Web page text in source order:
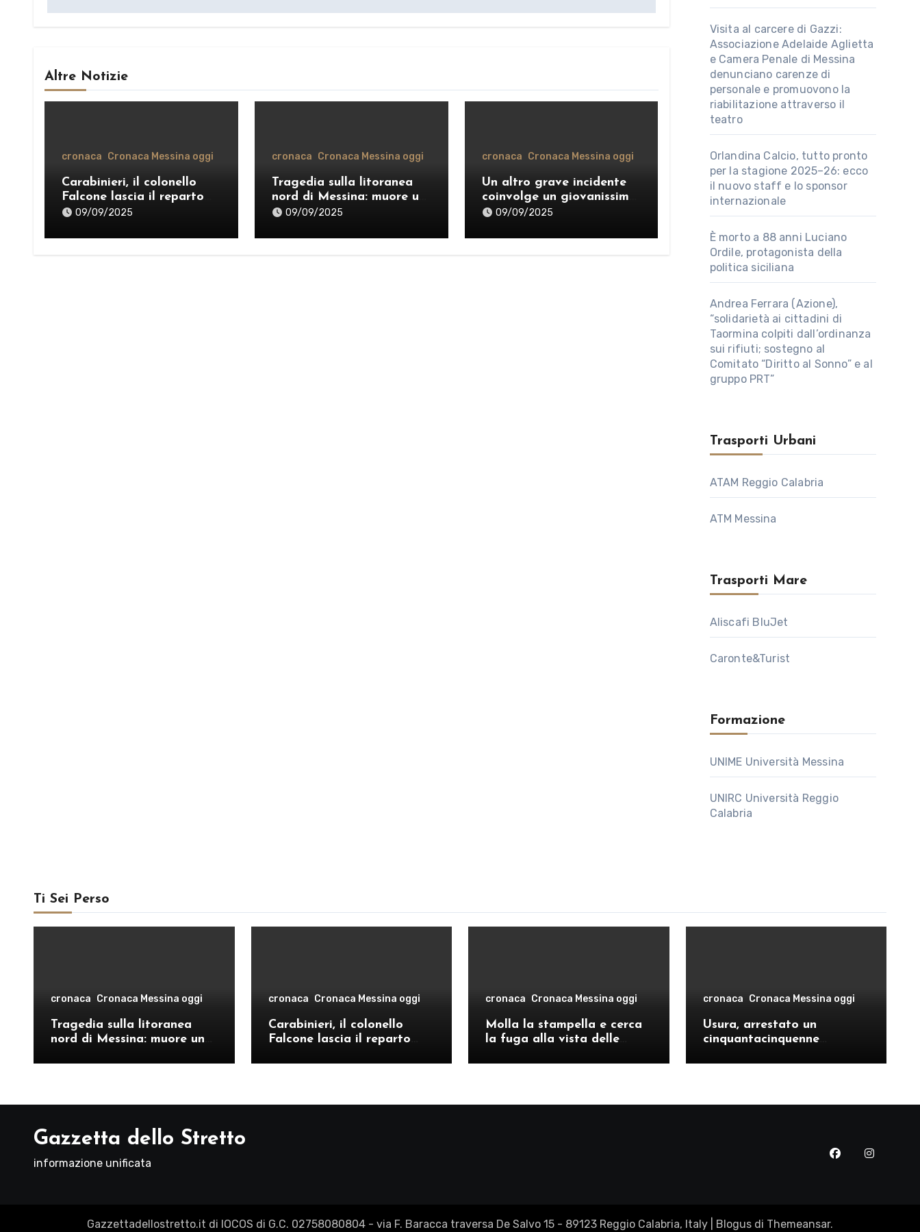
Altre Notizie
cronaca Cronaca Messina oggi
Carabinieri, il colonello
Falcone lascia il reparto
operativo di Messina per il
Como
09/09/2025
cronaca Cronaca Messina oggi
Tragedia sulla litoranea
nord di Messina: muore un
ventenne, donati gli
09/09/2025
cronaca Cronaca Messina oggi
Un altro grave incidente
coinvolge un giovanissimo
sul monopattino sulle
09/09/2025
Visita al carcere di Gazzi:
Associazione Adelaide Aglietta
e Camera Penale di Messina
denunciano carenze di
personale e promuovono la
riabilitazione attraverso il
teatro
Orlandina Calcio, tutto pronto
per la stagione 2025–26: ecco
il nuovo staff e lo sponsor
internazionale
È morto a 88 anni Luciano
Ordile, protagonista della
politica siciliana
Andrea Ferrara (Azione),
“solidarietà ai cittadini di
Taormina colpiti dall’ordinanza
sui rifiuti; sostegno al
Comitato “Diritto al Sonno” e al
gruppo PRT”
Trasporti Urbani
ATAM Reggio Calabria
ATM Messina
Trasporti Mare
Aliscafi BluJet
Caronte&Turist
Formazione
UNIME Università Messina
UNIRC Università Reggio
Calabria
Ti Sei Perso
cronaca Cronaca Messina oggi
Tragedia sulla litoranea
nord di Messina: muore un
cronaca Cronaca Messina oggi
Carabinieri, il colonello
Falcone lascia il reparto
comando provinciale di
cronaca Cronaca Messina oggi
Molla la stampella e cerca
la fuga alla vista delle
Re
cronaca Cronaca Messina oggi
Usura, arrestato un
cinquantacinquenne
Gazzetta dello Stretto
informazione unificata
Gazzettadellostretto.it di IOCOS di G.C. 02758080804 - via F. Baracca traversa De Salvo 15 - 89123 Reggio Calabria, Italy Blogus di Themeansar.